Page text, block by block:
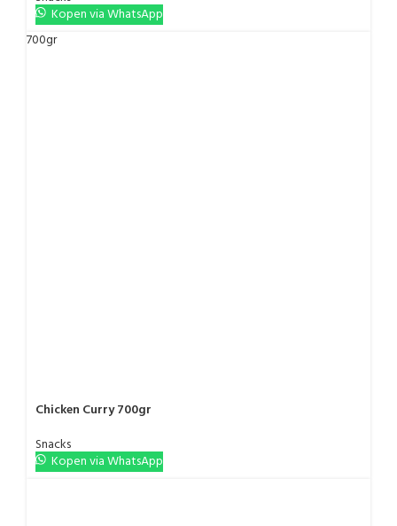
Kopen via WhatsApp
700gr
Chicken Curry 700gr
Snacks
Kopen via WhatsApp